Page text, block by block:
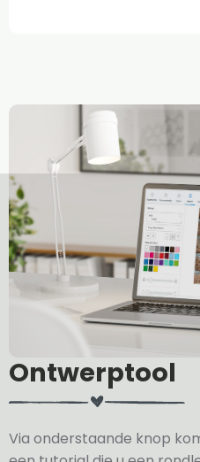
Ontwerptool
Via onderstaande knop